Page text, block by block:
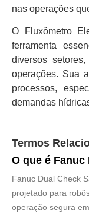
nas operações
O Fluxômetro
ferramenta
diversos
operações. Sua
processos,
demandas
Termos
O que é Fanuc
Fanuc Dual Check
projetado para
operação segura